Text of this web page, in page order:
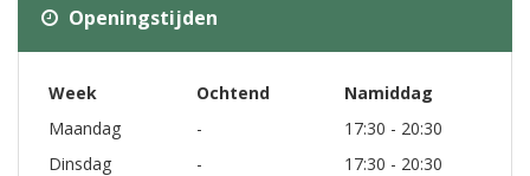
Openingstijden
Week Ochtend
Namiddag
Maandag
-
17:30 - 20:30
Dinsdag
-
17:30 - 20:30